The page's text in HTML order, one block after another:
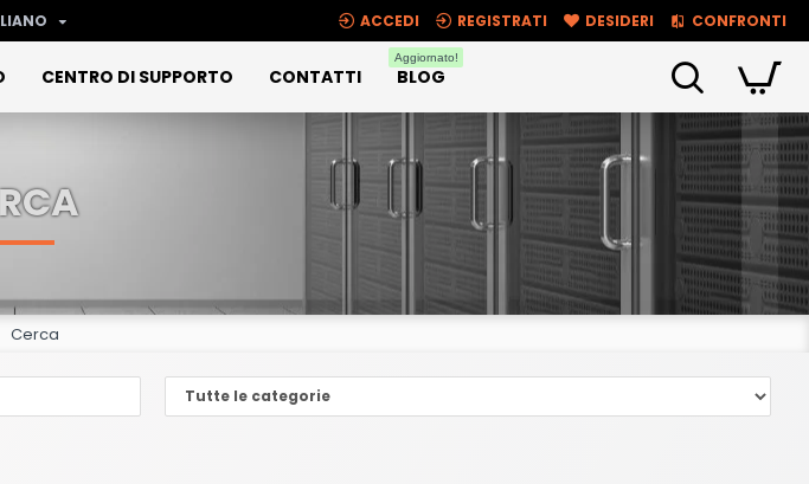
ACCEDI REGISTRATI DESIDERI CONFRONTI
CENTRO DI SUPPORTO CONTATTI BLOG
Aggiornato!
Cerca